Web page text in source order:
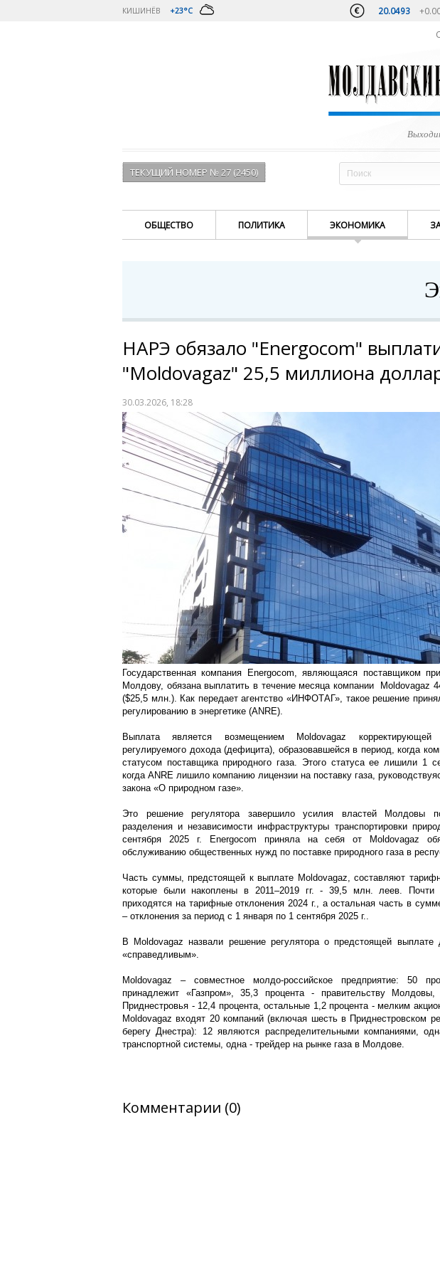
КИШИНЁВ +23°C 20.0493
ТЕКУЩИЙ НОМЕР № 27 (2450)
ОБЩЕСТВО ПОЛИТИКА ЭКОНОМИКА
НАРЭ обязало "Energocom"
"Moldovagaz" 25,5 миллиона
30.03.2026, 18:28
Государственная компания Energocom, являющаяся поставщиком
Молдову, обязана выплатить в течение месяца компании Moldovagaz
($25,5 млн.). Как передает агентство «ИНФОТАГ», такое решение
регулированию в энергетике (ANRE).
Выплата является возмещением Moldovagaz корректирующей
регулируемого дохода (дефицита), образовавшейся в период, когда
статусом поставщика природного газа. Этого статуса ее лишили 1
когда ANRE лишило компанию лицензии на поставку газа,
закона «О природном газе».
Это решение регулятора завершило усилия властей Молдовы
разделения и независимости инфраструктуры транспортировки
сентября 2025 г. Energocom приняла на себя от Moldovagaz
обслуживанию общественных нужд по поставке природного газа в
Часть суммы, предстоящей к выплате Moldovagaz, составляют
которые были накоплены в 2011–2019 гг. - 39,5 млн. леев.
приходятся на тарифные отклонения 2024 г., а остальная часть в
– отклонения за период с 1 января по 1 сентября 2025 г..
В Moldovagaz назвали решение регулятора о предстоящей выплате
«справедливым».
Moldovagaz – совместное молдо-российское предприятие: 50
принадлежит «Газпром», 35,3 процента - правительству Молдовы,
Приднестровья - 12,4 процента, остальные 1,2 процента - мелким
Moldovagaz входят 20 компаний (включая шесть в Приднестровском
берегу Днестра): 12 являются распределительными компаниями,
транспортной системы, одна - трейдер на рынке газа в Молдове.
Комментарии (0)